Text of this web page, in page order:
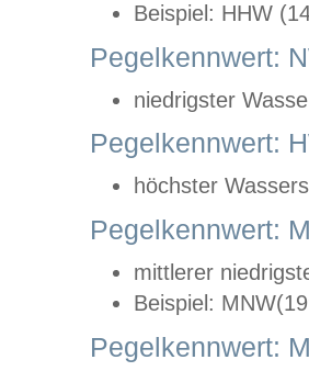
Beispiel: HHW
Pegelkennwert:
niedrigster
Pegelkennwert:
höchster
Pegelkennwert:
mittlerer
Beispiel:
Pegelkennwert: